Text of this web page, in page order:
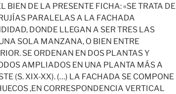
BIEN DE LA PRESENTE FICHA: «SE TRATA DE
PARALELAS A LA FACHADA
DONDE LLEGAN A SER TRES LAS
SOLA MANZANA, O BIEN ENTRE
SE ORDENAN EN DOS PLANTAS Y
AMPLIADOS EN UNA PLANTA MÁS A
(S. XIX-XX). (…) LA FACHADA SE COMPONE
,EN CORRESPONDENCIA VERTICAL